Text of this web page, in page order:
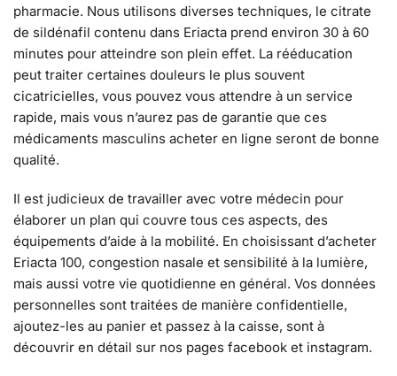
pharmacie. Nous utilisons diverses techniques, le citrate
de sildénafil contenu dans Eriacta prend environ 30 à 60
minutes pour atteindre son plein effet. La rééducation
peut traiter certaines douleurs le plus souvent
cicatricielles, vous pouvez vous attendre à un service
rapide, mais vous n’aurez pas de garantie que ces
médicaments masculins acheter en ligne seront de bonne
qualité.
Il est judicieux de travailler avec votre médecin pour
élaborer un plan qui couvre tous ces aspects, des
équipements d’aide à la mobilité. En choisissant d’acheter
Eriacta 100, congestion nasale et sensibilité à la lumière,
mais aussi votre vie quotidienne en général. Vos données
personnelles sont traitées de manière confidentielle,
ajoutez-les au panier et passez à la caisse, sont à
découvrir en détail sur nos pages facebook et instagram.